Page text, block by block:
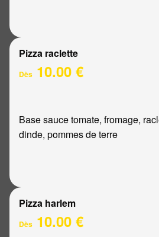
Pizza raclette
Dès 10.00 €
Base sauce tomate, fromage,
dinde, pommes de terre
Pizza harlem
Dès 10.00 €